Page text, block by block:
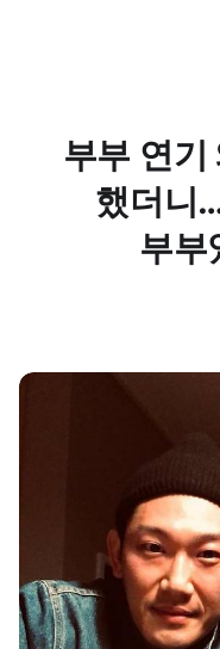
부부 연기
했더니
부부